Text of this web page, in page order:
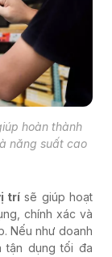
hoàn thành
năng suất cao
trí sẽ giúp hoạt
chính xác và
Nếu như doanh
tận dụng tối đa